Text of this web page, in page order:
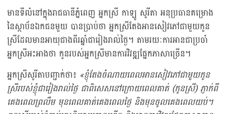
មានទីលំនៅក្នុងរាជធានីភ្នំពេញ អ្នកស្រី កាឡូ សូរីតា អនុប្រធានគម្រោង
នៃស្ថាប័នឯកជនមួយ បានប្រាប់ថា អ្នកស្រីតែងអានសៀវភៅជាមួយកូន
ស្រីដែលមានអាយុជាងពីរឆ្នាំជារៀងរាល់ថ្ងៃ។ តាមរយៈការអានជាប្រចាំ
អ្នកស្រីអះអាងថា កូនរបស់អ្នកស្រីមានការវិវឌ្ឍផ្នែកភាសាច្រើន។
អ្នកស្រីសូរីតាបញ្ជាក់ថា៖ «ខ្ញុំតែងចំណាយពេលអានសៀវភៅជាមួយកូន
ស្រីរបស់ខ្ញុំជារៀងរាល់ថ្ងៃ ជាពិសេសនៅក្រោយពេលគាត់ (កូនស្រី) ភ្ញាក់ពី
គេងពេលព្រលឹម មុនពេលគាត់គេងពេលថ្ងៃ និងមុនចូលគេងពេលយប់។